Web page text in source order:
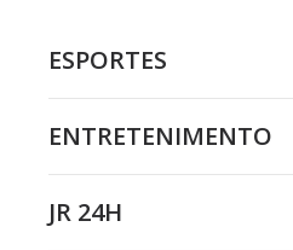
ESPORTES
ENTRETENIMENTO
JR 24H